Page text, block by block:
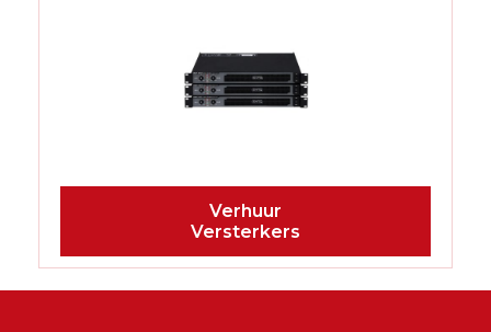
Versterkers